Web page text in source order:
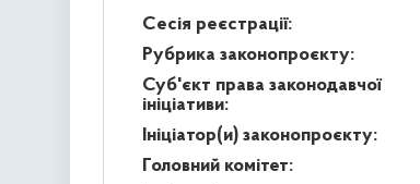
Сесія реєстрації:
Рубрика законопроєкту:
Суб'єкт права законодавчої
ініціативи:
Ініціатор(и) законопроєкту:
Головний комітет: